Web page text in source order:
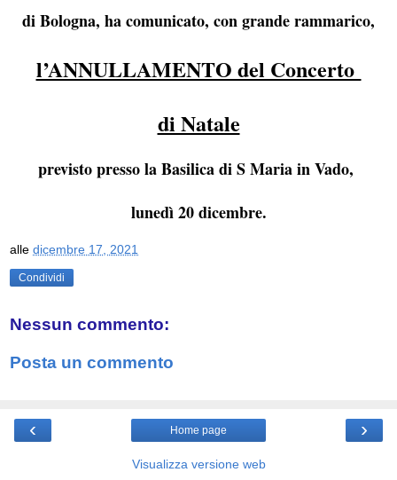
di Bologna, ha comunicato, con grande rammarico,
l’ANNULLAMENTO del Concerto
di Natale
previsto presso la Basilica di S Maria in Vado,
lunedì 20 dicembre.
alle dicembre 17, 2021
Condividi
Nessun commento:
Posta un commento
‹ ›
Home page
Visualizza versione web